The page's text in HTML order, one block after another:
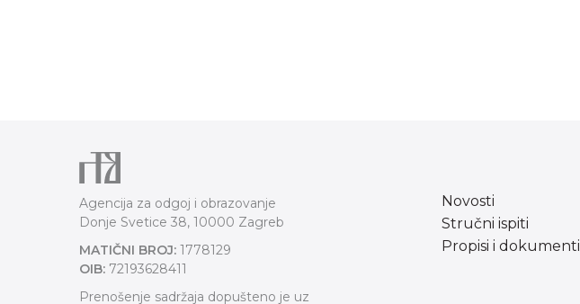
Agencija za odgoj i obrazovanje
Donje Svetice 38, 10000 Zagreb
MATIČNI BROJ: 1778129
OIB: 72193628411
Prenošenje sadržaja dopušteno je uz
Novosti
Stručni ispiti
Propisi i dokumenti